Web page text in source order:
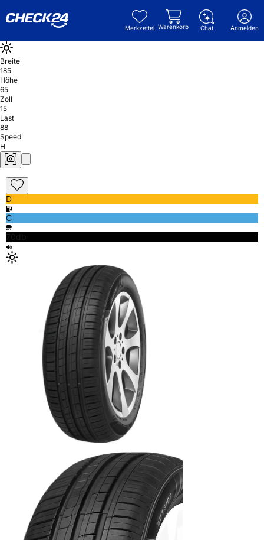
Merkzettel Warenkorb Chat Anmelden
Breite
185
Höhe
65
Zoll
15
Last
88
Speed
H
D
C
70db